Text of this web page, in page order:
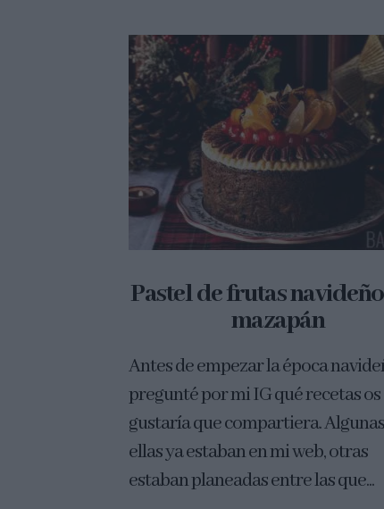
Pastel de frutas
mazapán
Antes de empezar la época
pregunté por mi IG qué recetas os
gustaría que compartiera.
ellas ya estaban en mi web, otras
estaban planeadas entre las que...